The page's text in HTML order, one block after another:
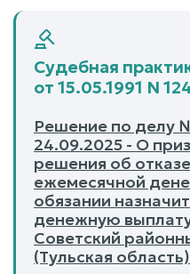
Судебная
от 15.05.1991 N
Решение по делу
24.09.2025 - О
решения об
ежемесячной
обязании
денежную
Советский
(Тульская область)